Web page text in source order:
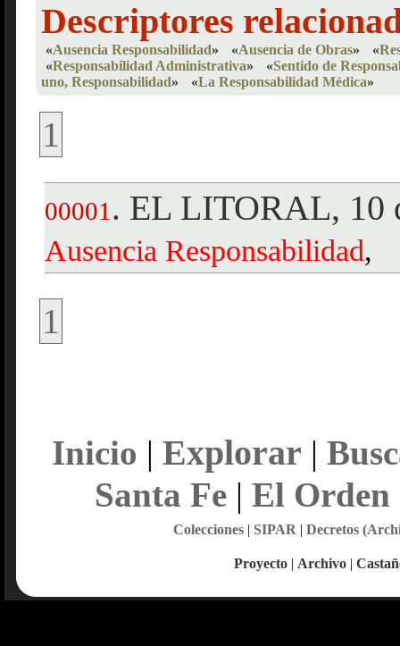
Descriptores
«Ausencia Responsabilidad» «Ausencia de Obras» «
«Responsabilidad Administrativa» «Sentido de
uno, Responsabilidad» «La Responsabilidad Médica»
1
00001 . EL LITORAL, 10
Ausencia Responsabilidad,
1
Inicio | Explorar |
Santa Fe| El Orden
Colecciones| SIPAR | Decretos
Proyecto | Archivo |